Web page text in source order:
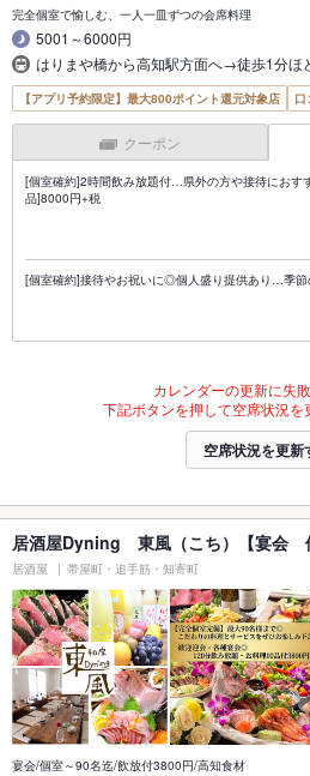
完全個室で愉しむ、一人一皿ずつの会席料理
5001～6000円
はりまや橋から高知駅方面へ→徒歩1分
【アプリ予約限定】最大800ポイント還元対象店 口
クーポン
[個室確約]2時間飲み放題付…県外の方や接待におす
品]8000円+税
[個室確約]接待やお祝いに◎個人盛り提供あり…季
カレンダーの更新に失敗
下記ボタンを押して空席状況を
空席状況を更新
居酒屋Dyning 東風（こち）【宴会
居酒屋 帯屋町・追手筋・知寄町
宴会/個室～90名迄/飲放付3800円/高知食材